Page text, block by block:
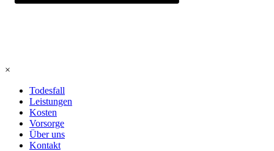
×
Todesfall
Leistungen
Kosten
Vorsorge
Über uns
Kontakt